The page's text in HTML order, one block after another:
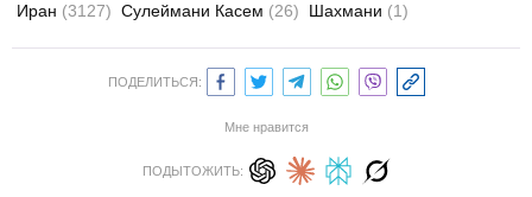
Иран (3127) Сулеймани Касем (26) Шахмани (1)
ПОДЕЛИТЬСЯ:
Мне нравится
ПОДЫТОЖИТЬ: